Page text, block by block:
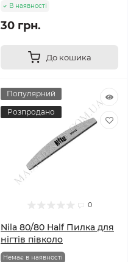
В наявності
30 грн.
До кошика
Популярний
Розпродано
0
Nila 80/80 Half Пилка для
нігтів півколо
Немає в наявності